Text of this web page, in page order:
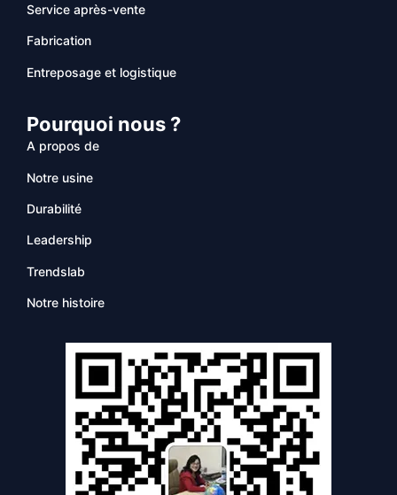
Service après-vente
Fabrication
Entreposage et logistique
Pourquoi nous ?
A propos de
Notre usine
Durabilité
Leadership
Trendslab
Notre histoire